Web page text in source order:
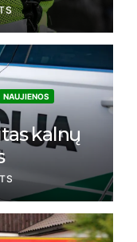
NAUJIENOS
kalnų